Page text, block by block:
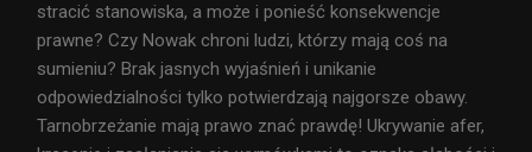
stracić stanowiska, a może i ponieść konsekwencje
prawne? Czy Nowak chroni ludzi, którzy mają coś na
sumieniu? Brak jasnych wyjaśnień i unikanie
odpowiedzialności tylko potwierdzają najgorsze obawy.
Tarnobrzeżanie mają prawo znać prawdę! Ukrywanie afer,